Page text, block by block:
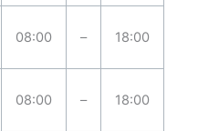
08:00 – 18:00
08:00 – 18:00